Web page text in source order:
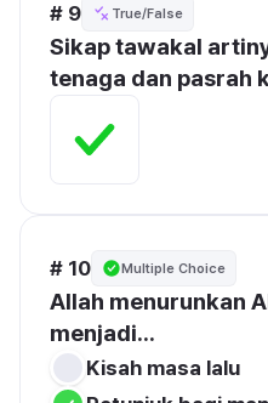
# 9 True/False
Sikap tawakal
tenaga dan pasrah
# 10 Multiple Choice
Allah menurunkan
menjadi...
Kisah masa lalu